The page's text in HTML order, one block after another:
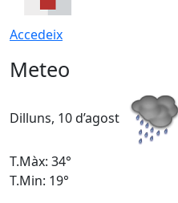
Accedeix
Meteo
Dilluns, 10 d’agost
T.Màx: 34°
T.Min: 19°